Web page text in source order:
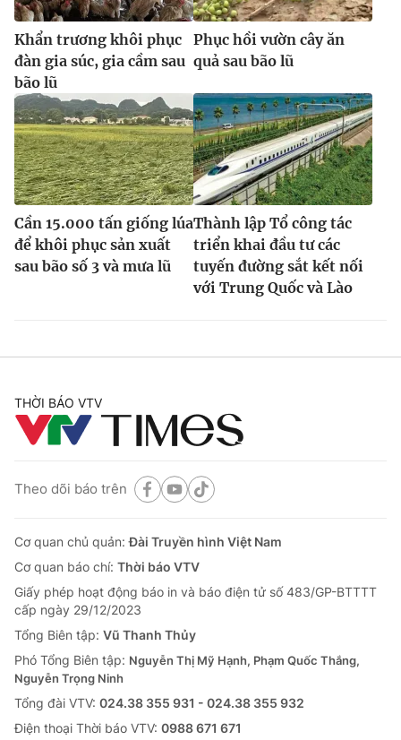
Khẩn trương khôi phục
đàn gia súc, gia cầm sau
bão lũ
Phục hồi vườn cây ăn
quả sau bão lũ
Cần 15.000 tấn giống lúa
để khôi phục sản xuất
sau bão số 3 và mưa lũ
Thành lập Tổ công tác
triển khai đầu tư các
tuyến đường sắt kết nối
với Trung Quốc và Lào
THỜI BÁO VTV
Theo dõi báo trên
Cơ quan chủ quản:Đài Truyền hình Việt Nam
Cơ quan báo chí: Thời báo VTV
Giấy phép hoạt động báo in và báo điện tử số 483/GP-BTTTT
cấp ngày 29/12/2023
Tổng Biên tập: Vũ Thanh Thủy
Phó Tổng Biên tập: Nguyễn Thị Mỹ Hạnh, Phạm Quốc Thắng,
Nguyễn Trọng Ninh
Tổng đài VTV: 024.38 355 931 - 024.38 355 932
Ðiện thoại Thời báo VTV: 0988 671 671